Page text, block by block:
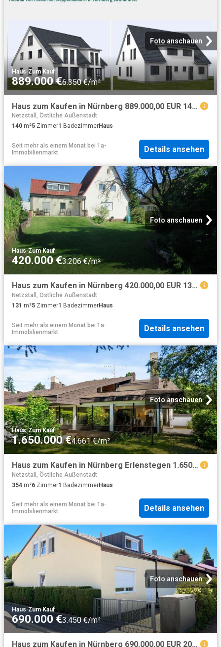
Foto anschauen
Haus·Zum Kauf
889.000 €6.350 €/m²
Haus zum Kaufen in Nürnberg 889.000,00 EUR 140 m²
Netzstall, Östliche Außenstadt
140 m²5 Zimmer1 BadezimmerHaus
Seit mehr als einem Monat bei 1a-
Immobilienmarkt
Details ansehen
Foto anschauen
Haus·Zum Kauf
420.000 €3.206 €/m²
Haus zum Kaufen in Nürnberg 420.000,00 EUR 131 m²
Netzstall, Östliche Außenstadt
131 m²5 Zimmer1 BadezimmerHaus
Seit mehr als einem Monat bei 1a-
Immobilienmarkt
Details ansehen
Foto anschauen
Haus·Zum Kauf
1.650.000 €4.661 €/m²
Haus zum Kaufen in Nürnberg Erlenstegen 1.650.000,00 EUR 354 m²
Netzstall, Östliche Außenstadt
354 m²6 Zimmer1 BadezimmerHaus
Seit mehr als einem Monat bei 1a-
Immobilienmarkt
Details ansehen
Foto anschauen
Haus·Zum Kauf
690.000 €3.450 €/m²
Haus zum Kaufen in Nürnberg 690.000,00 EUR 200 m²